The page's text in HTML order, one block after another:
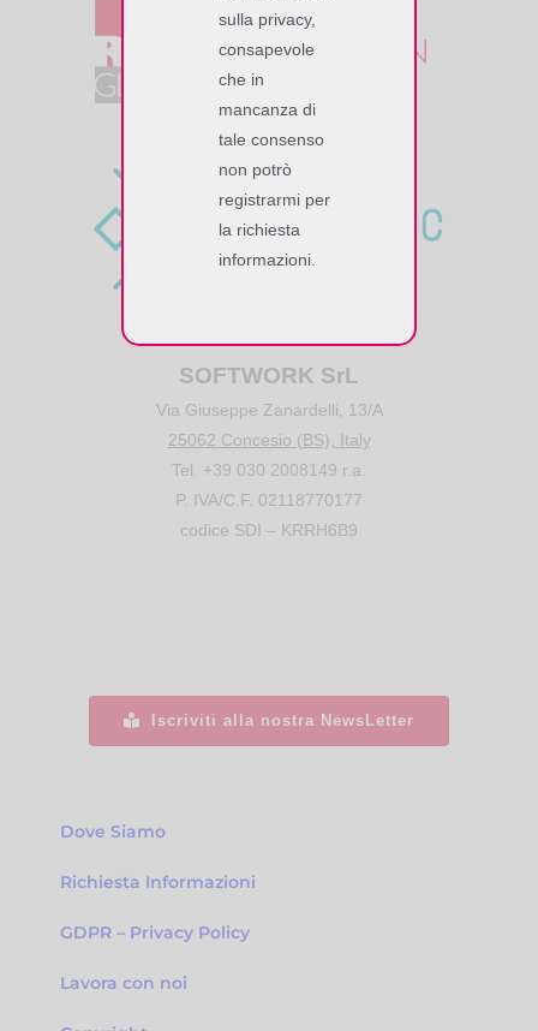
SOFTWORK SrL
Via Giuseppe Zanardelli, 13/A
25062 Concesio (BS), Italy
Tel. +39 030 2008149 r.a.
P. IVA/C.F. 02118770177
codice SDI – KRRH6B9
Iscriviti alla nostra NewsLetter
Dove Siamo
Richiesta Informazioni
GDPR – Privacy Policy
Lavora con noi
sulla privacy,
consapevole
che in
mancanza di
tale consenso
non potrò
registrarmi per
la richiesta
informazioni.